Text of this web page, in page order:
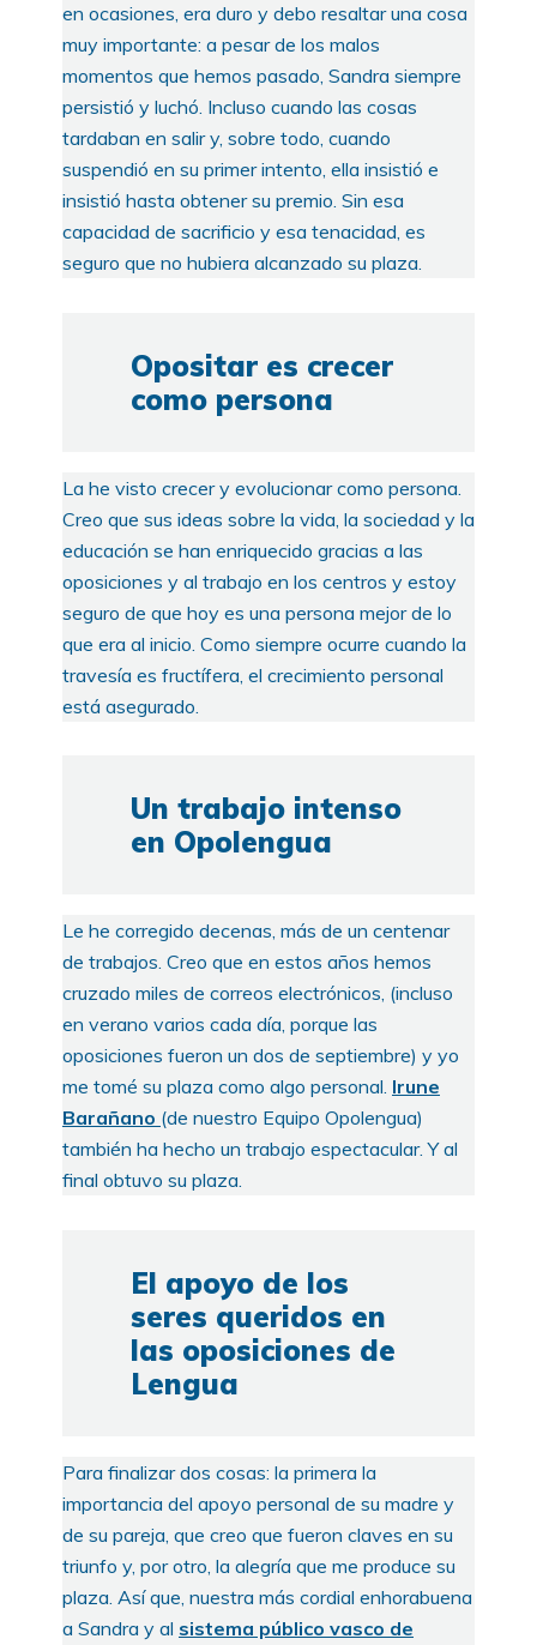
en ocasiones, era duro y debo resaltar una cosa
muy importante: a pesar de los malos
momentos que hemos pasado, Sandra siempre
persistió y luchó. Incluso cuando las cosas
tardaban en salir y, sobre todo, cuando
suspendió en su primer intento, ella insistió e
insistió hasta obtener su premio. Sin esa
capacidad de sacrificio y esa tenacidad, es
seguro que no hubiera alcanzado su plaza.
Opositar es crecer
como persona
La he visto crecer y evolucionar como persona.
Creo que sus ideas sobre la vida, la sociedad y la
educación se han enriquecido gracias a las
oposiciones y al trabajo en los centros y estoy
seguro de que hoy es una persona mejor de lo
que era al inicio. Como siempre ocurre cuando la
travesía es fructífera, el crecimiento personal
está asegurado.
Un trabajo intenso
en Opolengua
Le he corregido decenas, más de un centenar
de trabajos. Creo que en estos años hemos
cruzado miles de correos electrónicos, (incluso
en verano varios cada día, porque las
oposiciones fueron un dos de septiembre) y yo
me tomé su plaza como algo personal. Irune
Barañano (de nuestro Equipo Opolengua)
también ha hecho un trabajo espectacular. Y al
final obtuvo su plaza.
El apoyo de los
seres queridos en
las oposiciones de
Lengua
Para finalizar dos cosas: la primera la
importancia del apoyo personal de su madre y
de su pareja, que creo que fueron claves en su
triunfo y, por otro, la alegría que me produce su
plaza. Así que, nuestra más cordial enhorabuena
a Sandra y al sistema público vasco de